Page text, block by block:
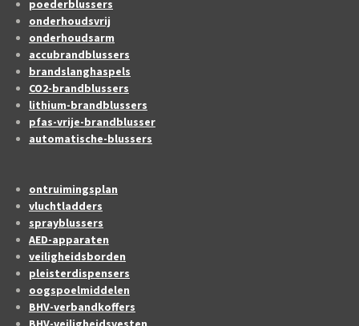
poederblussers
onderhoudsvrij
onderhoudsarm
accubrandblussers
brandslanghaspels
CO2-brandblussers
lithium-brandblussers
pfas-vrije-brandblusser
automatische-blussers
ontruimingsplan
vluchtladders
sprayblussers
AED-apparaten
veiligheidsborden
pleisterdispensers
oogspoelmiddelen
BHV-verbandkoffers